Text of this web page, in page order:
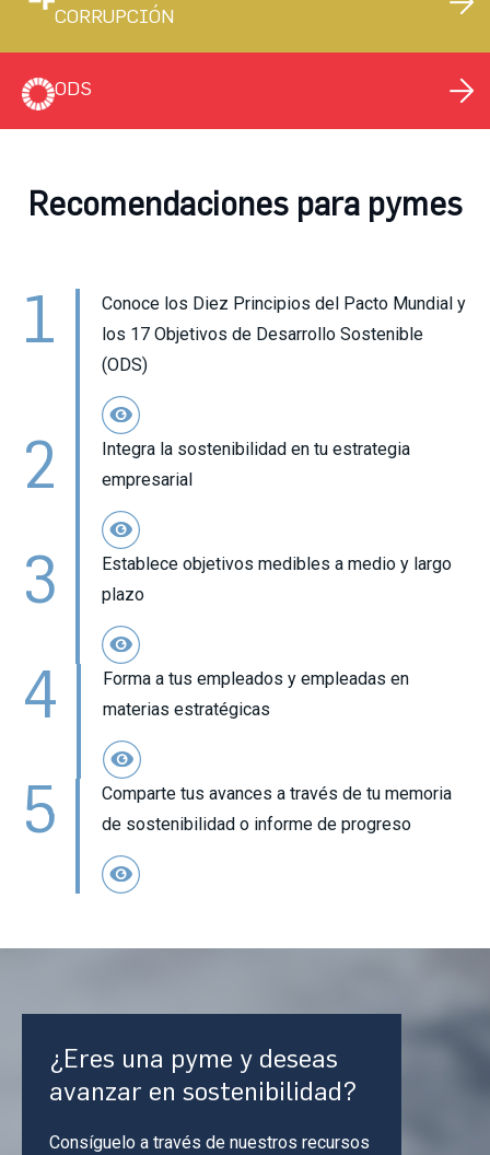
CORRUPCIÓN
ODS
Recomendaciones para pymes
1
Conoce los Diez Principios del Pacto Mundial y
los 17 Objetivos de Desarrollo Sostenible
(ODS)
2
Integra la sostenibilidad en tu estrategia
empresarial
3
Establece objetivos medibles a medio y largo
plazo
4
Forma a tus empleados y empleadas en
materias estratégicas
5
Comparte tus avances a través de tu memoria
de sostenibilidad o informe de progreso
¿Eres una pyme y deseas
avanzar en sostenibilidad?
Consíguelo a través de nuestros recursos